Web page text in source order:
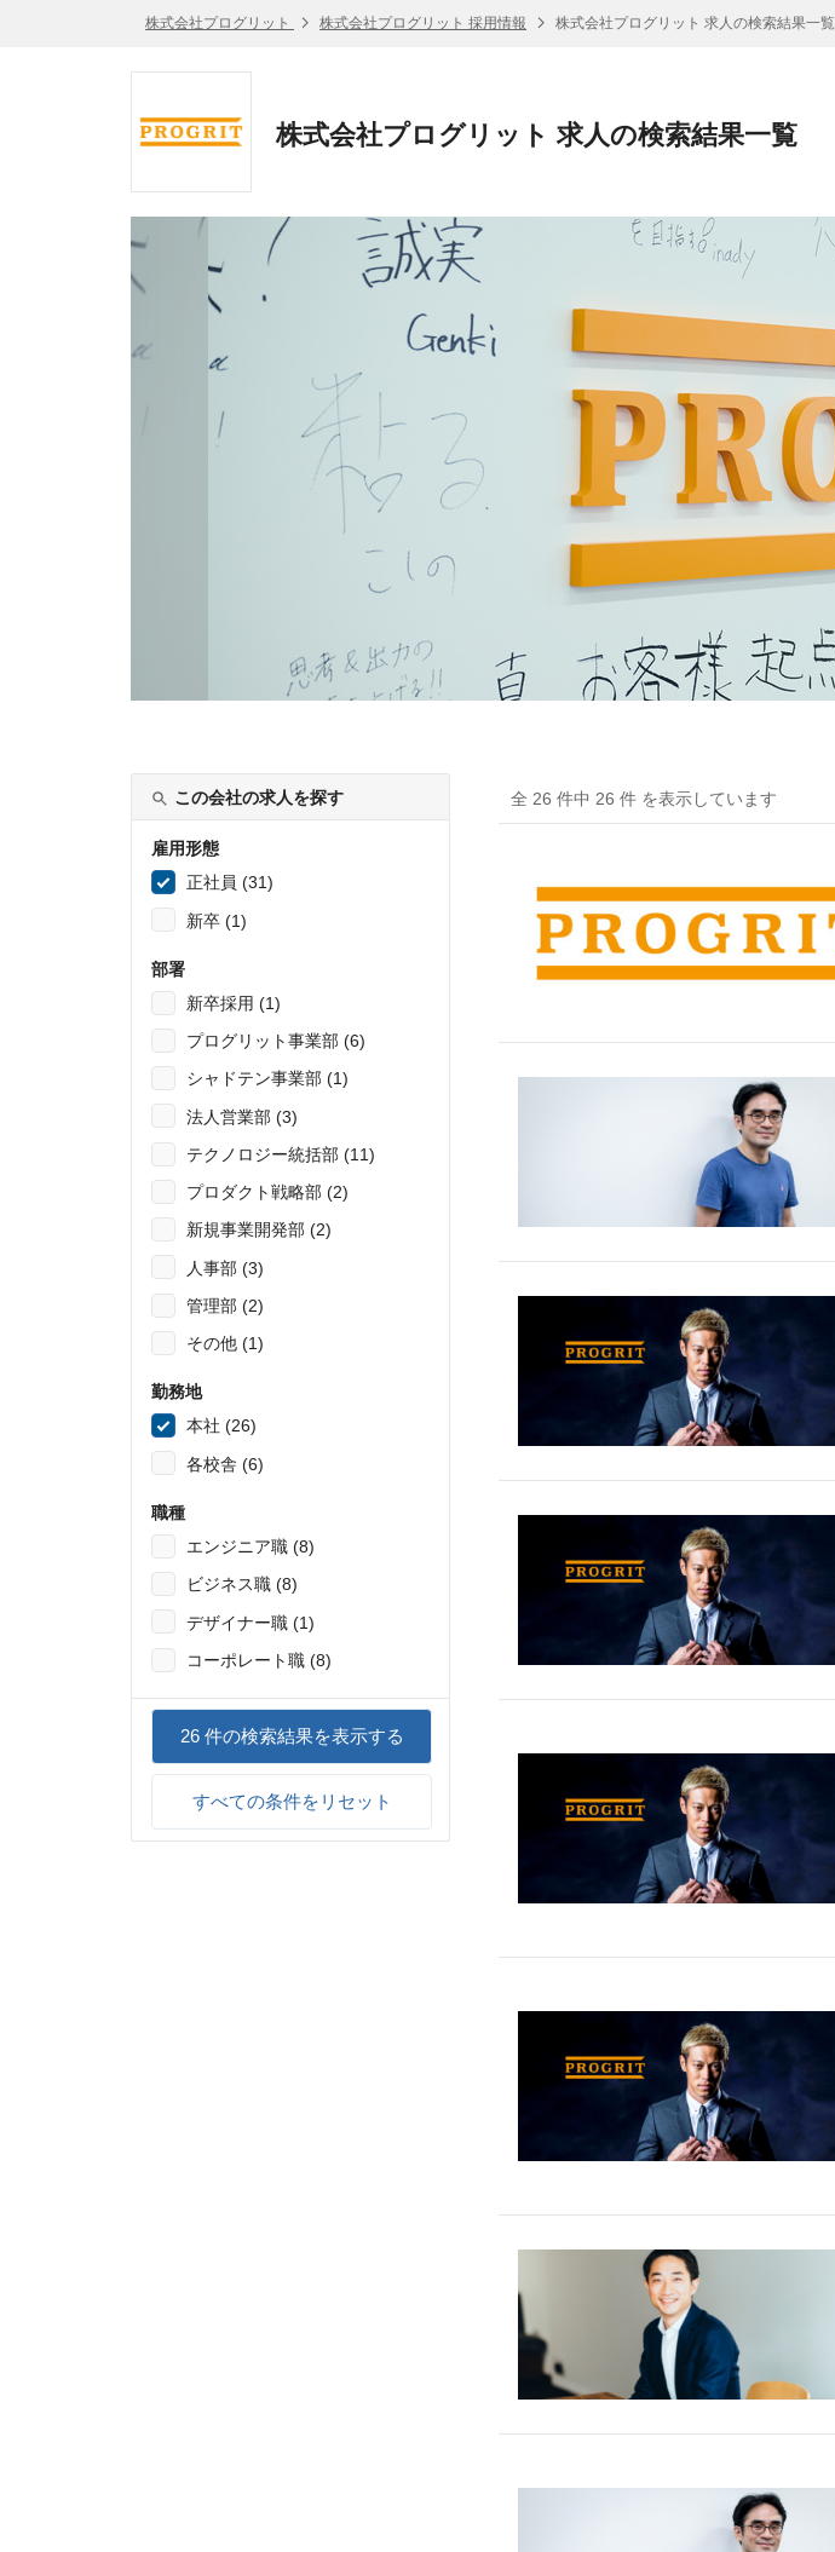
株式会社プログリット 株式会社プログリット 採用情報 株式会社プログリット 求人の検索結果一覧
株式会社プログリット 求人の検索結果一覧
この会社の求人を探す
雇用形態
正社員 (31)
新卒 (1)
部署
新卒採用 (1)
プログリット事業部 (6)
シャドテン事業部 (1)
法人営業部 (3)
テクノロジー統括部 (11)
プロダクト戦略部 (2)
新規事業開発部 (2)
人事部 (3)
管理部 (2)
その他 (1)
勤務地
本社 (26)
各校舎 (6)
職種
エンジニア職 (8)
ビジネス職 (8)
デザイナー職 (1)
コーポレート職 (8)
26件の検索結果を表示する
すべての条件をリセット
全 26 件中 26 件 を表示しています